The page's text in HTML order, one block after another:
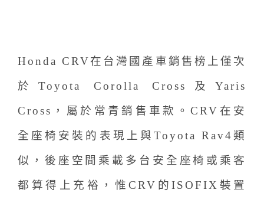
Honda CRV在台灣國產車銷售榜上僅次
於Toyota Corolla Cross及Yaris
Cross，屬於常青銷售車款。CRV在安
全座椅安裝的表現上與Toyota Rav4類
似，後座空間乘載多台安全座椅或乘客
都算得上充裕，惟CRV的ISOFIX裝置